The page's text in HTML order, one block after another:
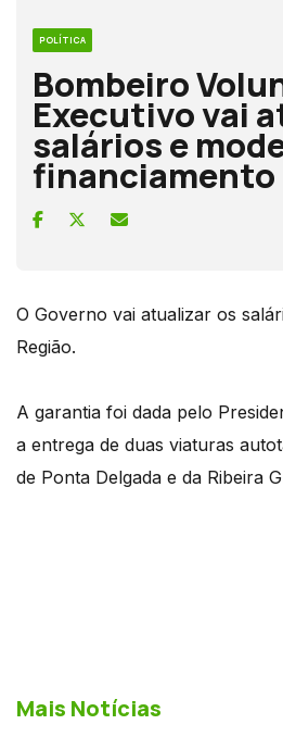
POLÍTICA
Bombeiro
Executivo vai
salários e
financiamento
O Governo vai atualizar os
Região.
A garantia foi dada pelo
a entrega de duas viaturas
de Ponta Delgada e da Ribeira
Mais Notícias